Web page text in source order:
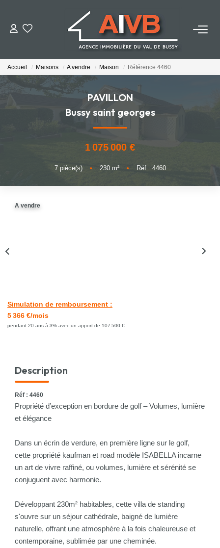
ACHETER
ESTIMER
NOTRE AGENCE
Accueil Maisons A vendre Maison Référence 4460
PAVILLON
Bussy saint georges
1 075 000 €
7pièce(s) • 230m² • Réf : 4460
A vendre
Simulation de remboursement :
5 366 €/mois
pendant 20 ans à 3% avec un apport de 107 500 €
Description
Réf : 4460
Propriété d’exception en bordure de golf – Volumes, lumière
et élégance
Dans un écrin de verdure, en première ligne sur le golf,
cette propriété kaufman et road modèle ISABELLA incarne
un art de vivre raffiné, ou volumes, lumière et sérénité se
conjuguent avec harmonie.
Développant 230m² habitables, cette villa de standing
s'ouvre sur un séjour cathédrale, baigné de lumière
naturelle, offrant une atmosphère à la fois chaleureuse et
contemporaine, sublimée par une cheminée.